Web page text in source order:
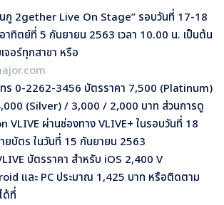
กู 2gether Live On Stage” รอบวันที่ 17-18
าทิตย์ที่ 5 กันยายน 2563 เวลา 10.00 น. เป็นต้น
จอร์ทุกสาขา หรือ
ร 0-2262-3456 บัตรราคา 7,500 (Platinum)
(Silver) / 3,000 / 2,000 บาท ส่วนการดู
ผ่านช่องทาง VLIVE+ ในรอบวันที่ 18
ยบัตร ในวันที่ 15 กันยายน 2563
บัตรราคา สำหรับ iOS 2,400 V
และ PC ประมาณ 1,425 บาท หรือติดตาม
ด้ที่